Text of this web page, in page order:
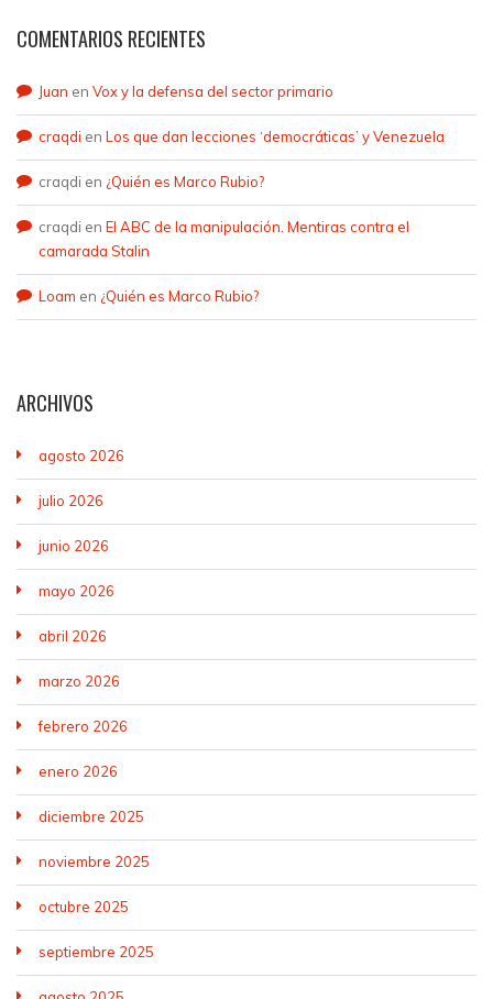
COMENTARIOS RECIENTES
Juan en Vox y la defensa del sector primario
craqdi en Los que dan lecciones ‘democráticas’ y Venezuela
craqdi en ¿Quién es Marco Rubio?
craqdi en El ABC de la manipulación. Mentiras contra el
camarada Stalin
Loam en ¿Quién es Marco Rubio?
ARCHIVOS
agosto 2026
julio 2026
junio 2026
mayo 2026
abril 2026
marzo 2026
febrero 2026
enero 2026
diciembre 2025
noviembre 2025
octubre 2025
septiembre 2025